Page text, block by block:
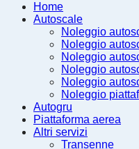
Home
Autoscale
Noleggio
Noleggio
Noleggio
Noleggio
Noleggio
Noleggio
Autogru
Piattaforma aerea
Altri servizi
Transenne